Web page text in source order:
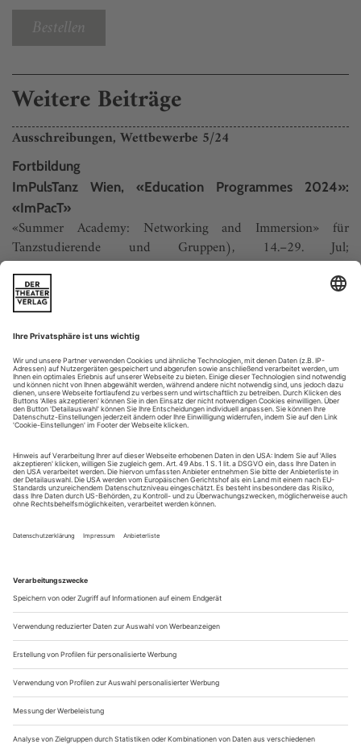
Bestellen
Weitere Beiträge
Ausschreibungen, Wettbewerbe 5/24
Fortbildung
ImPulsTanz Wien, «Education Programmes 2024»:
«ImPacT»
«Summer Academy: Networking and Immersion» für
Tanzstudierende und Gruppen), 14.–29. Jul;
Bewerbungsschluss: 15. Mai
www.impulstanz.com/education
Hochschule für Musik und Darstellende Kunst Frankfurt,
HfMDK
BAtanz Auditions: 15, 29 June
MA CoDE Master of Contemporary Dance Education
...
Utopien
Vielfalt lautet das Stichwort, nicht erst seit gestern. Schon die
Gründung der Zeitschrift war eng damit verknüpft, wie Johannes
es im Januar 1994: «Wir sprechen von einer Krise der
Theater. In Wirklichkeit handelt es sich um eine
gesellschaftliche, politische, wirtschaftliche Krise, oder besser:
um einen Umbruch unseres Wertesystems, unserer
Lebensbedingungen in Ost und...
Autonomie
Der Tanz muss auf eigenen Beinen stehen. Welche Rolle das Magazin